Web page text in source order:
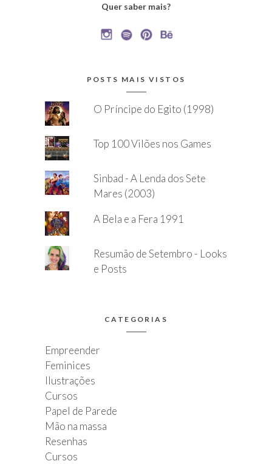
Quer saber mais?
POSTS MAIS VISTOS
O Príncipe do Egito (1998)
Top 100 Vilões nos Games
Sinbad - A Lenda dos Sete
Mares (2003)
A Bela e a Fera 1991
Resumão de Setembro - Looks
e Posts
CATEGORIAS
Empreender
Feminices
Ilustrações
Cursos
Papel de Parede
Mão na massa
Resenhas
Cursos